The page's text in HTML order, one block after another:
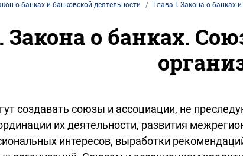
о банках и банковской деятельности Глава I. Закона о банках
Закона о банках.
создавать союзы и ассоциации, не
их деятельности, развития
интересов, выработки